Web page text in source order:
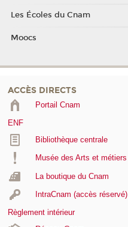
Les Écoles du Cnam
Moocs
ACCÈS DIRECTS
Portail Cnam
ENF
Bibliothèque centrale
Musée des Arts et métiers
La boutique du Cnam
IntraCnam (accès réservé)
Règlement intérieur